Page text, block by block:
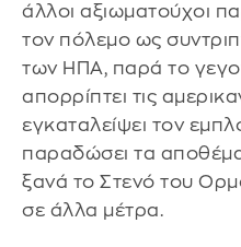
άλλοι αξιωματούχοι
τον πόλεμο ως
των ΗΠΑ, παρά το
απορρίπτει τις
εγκαταλείψει τον
παραδώσει τα
ξανά το Στενό του
σε άλλα μέτρα.